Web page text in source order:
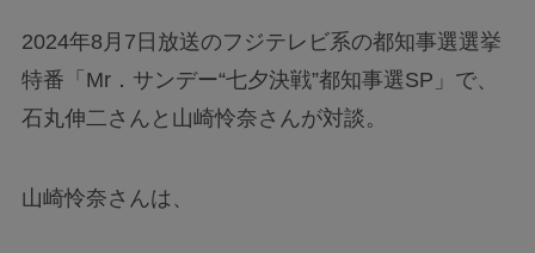
2024年8月7日放送のフジテレビ系の都知事選選挙
特番「Mr．サンデー“七夕決戦”都知事選SP」で、
石丸伸二さんと山崎怜奈さんが対談。
山崎怜奈さんは、